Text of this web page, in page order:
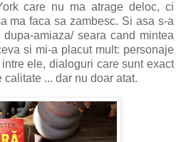
care nu ma atrage deloc, ci
ma faca sa zambesc. Si asa s-a
amiaza/ seara cand mintea
si mi-a placut mult: personaje
ele, dialoguri care sunt exact
... dar nu doar atat.